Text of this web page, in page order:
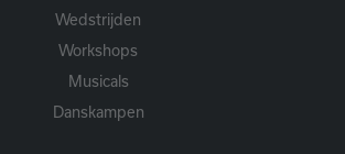
Wedstrijden
Workshops
Musicals
Danskampen